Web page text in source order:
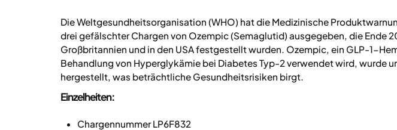
Die Weltgesundheitsorganisation (WHO) hat die Medizinische
drei gefälschter Chargen von Ozempic (Semaglutid) ausgegeben, die Ende
Großbritannien und in den USA festgestellt wurden. Ozempic, ein GLP-1-
Behandlung von Hyperglykämie bei Diabetes Typ-2 verwendet wird, wurde
hergestellt, was beträchtliche Gesundheitsrisiken birgt.
Einzelheiten:
Chargennummer LP6F832